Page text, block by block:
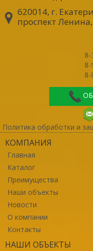
620014, г.
проспект
8-
8-
8-
Политика обработки и
КОМПАНИЯ
Главная
Каталог
Преимущества
Наши объекты
Новости
О компании
Контакты
НАШИ ОБЪЕКТЫ